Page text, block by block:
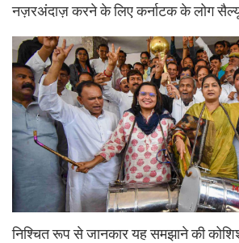
नज़रअंदाज़ करने के लिए कर्नाटक के लोग
निश्चित रूप से जानकार यह समझाने की